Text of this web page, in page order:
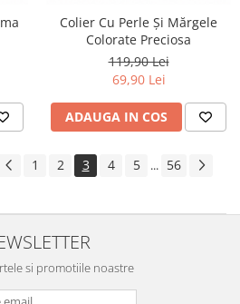
Colier Cu Perle Și Mărgele
Colorate Preciosa
119,90 Lei
69,90 Lei
ADAUGA IN COS
1 2 3 4 5 ... 56
si promotiile noastre